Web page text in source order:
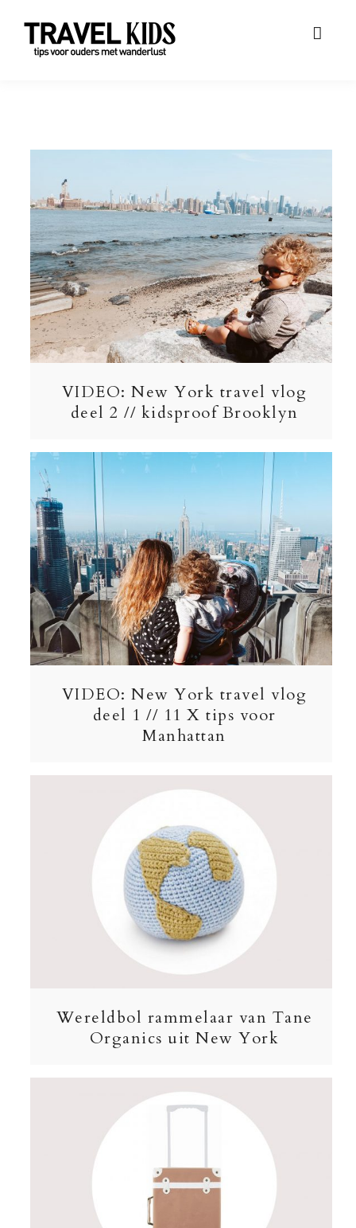
VIDEO: New York travel vlog
deel 2 // kidsproof Brooklyn
VIDEO: New York travel vlog
deel 1 // 11 X tips voor
Manhattan
Wereldbol rammelaar van Tane
Organics uit New York